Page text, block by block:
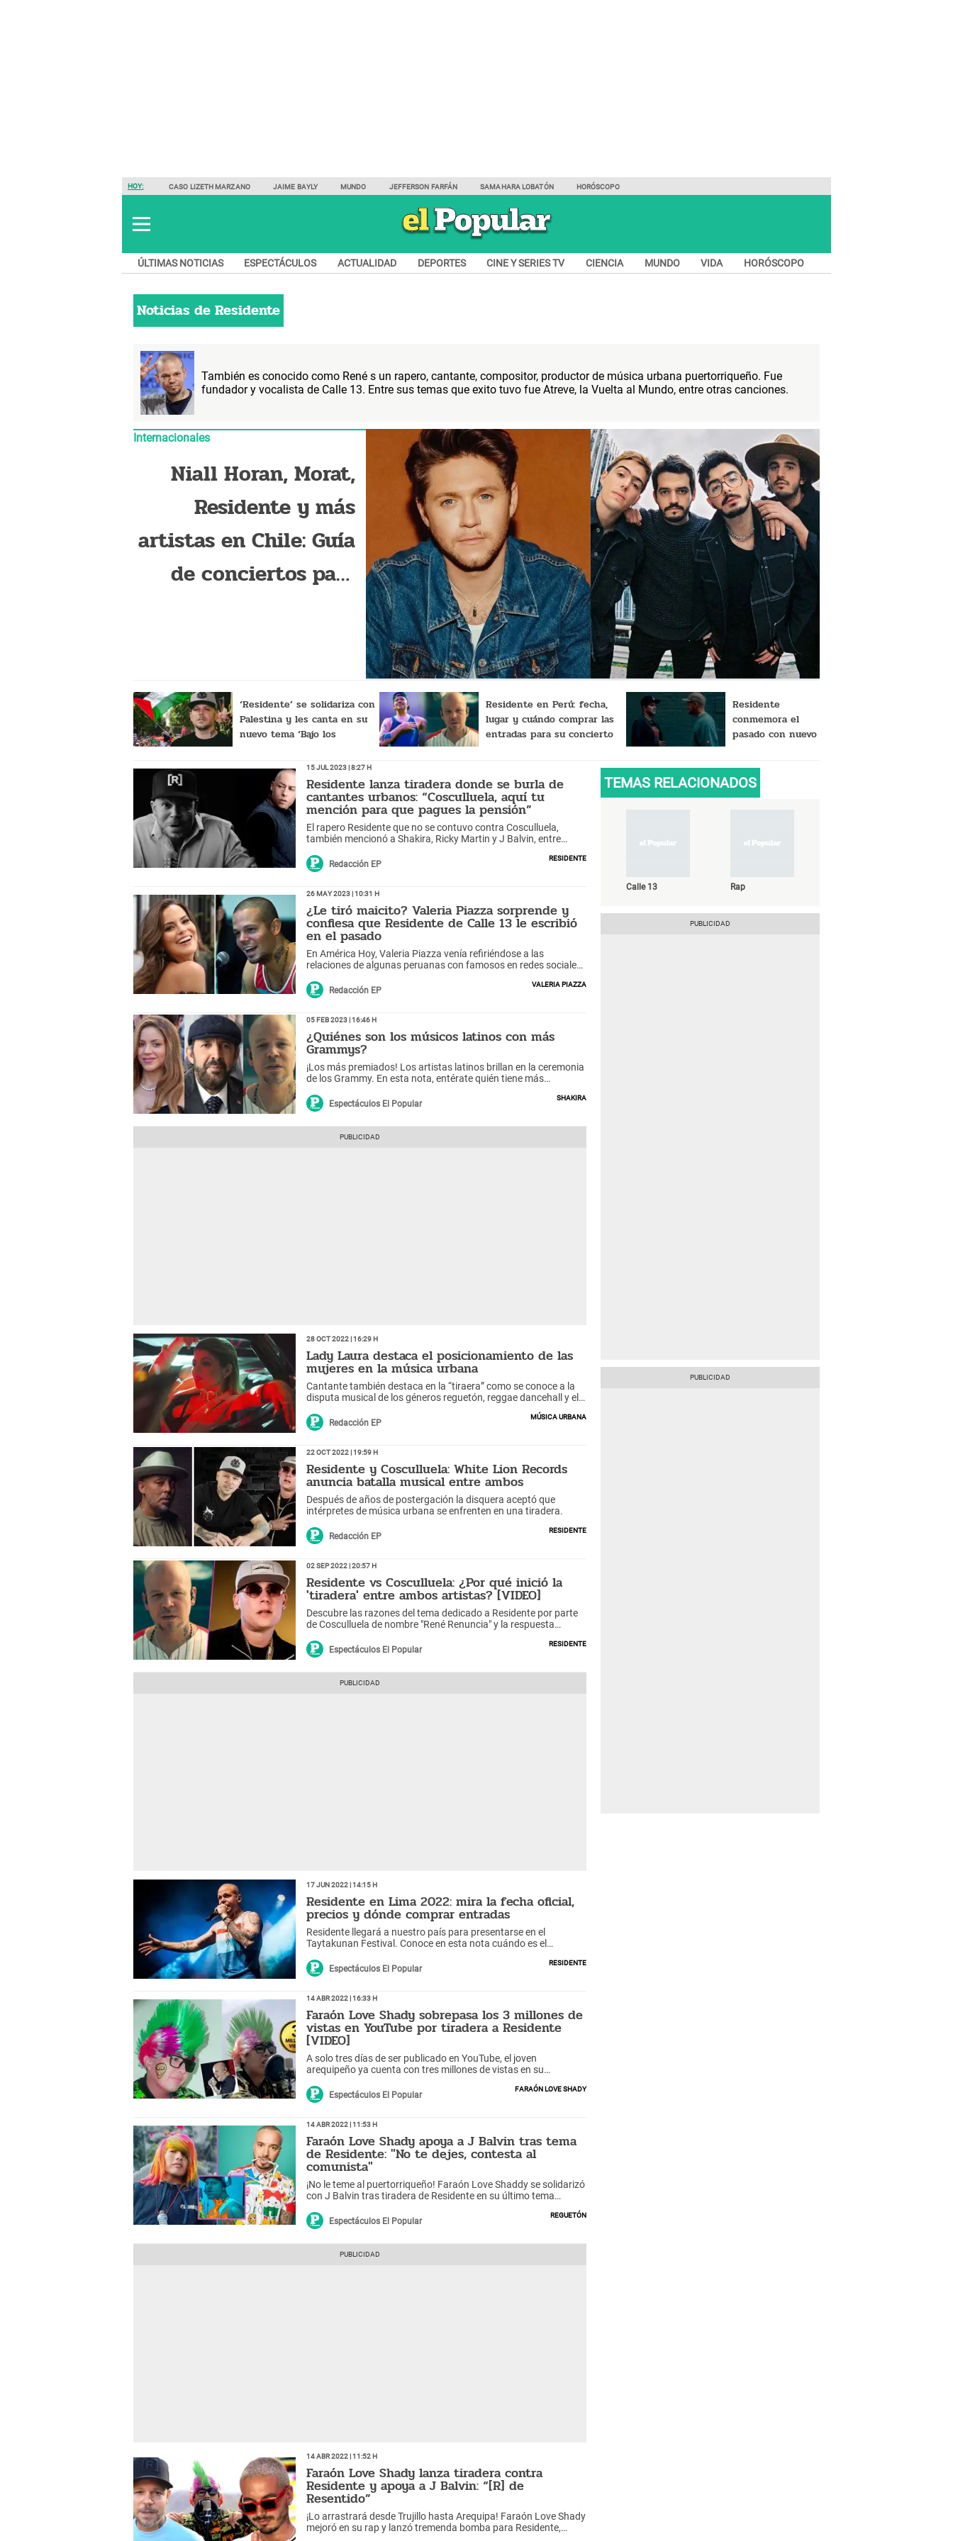
HOY: CASO LIZETH MARZANO JAIME BAYLY MUNDO JEFFERSON FARFÁN SAMAHARA LOBATÓN HORÓSCOPO
ÚLTIMAS NOTICIAS ESPECTÁCULOS ACTUALIDAD DEPORTES CINE Y SERIES TV CIENCIA MUNDO VIDA HORÓSCOPO
Noticias deResidente
También es conocido como René s un rapero, cantante, compositor, productor de música urbana puertorriqueño. Fue
fundador y vocalista de Calle 13. Entre sus temas que exito tuvo fue Atreve, la Vuelta al Mundo, entre otras canciones.
Internacionales
Niall Horan, Morat,
Residente y más
artistas en Chile: Guía
de conciertos para
‘Residente’ se solidariza con
Palestina y les canta en su
nuevo tema ‘Bajo los
Residente en Perú: fecha,
lugar y cuándo comprar las
entradas para su concierto
Residente
conmemora el
pasado con nuevo
15 Jul 2023 | 8:27 h
Residente lanza tiradera donde se burla de
cantantes urbanos: “Cosculluela, aquí tu
mención para que pagues la pensión”
El rapero Residente que no se contuvo contra Cosculluela,
también mencionó a Shakira, Ricky Martin y J Balvin, entre
Redacción EP
Residente
26 May 2023 | 10:31 h
¿Le tiró maicito? Valeria Piazza sorprende y
confiesa que Residente de Calle 13 le escribió
en el pasado
En América Hoy, Valeria Piazza venía refiriéndose a las
relaciones de algunas peruanas con famosos en redes sociales,
Redacción EP
Valeria Piazza
05 Feb 2023 | 16:46 h
¿Quiénes son los músicos latinos con más
Grammys?
¡Los más premiados! Los artistas latinos brillan en la ceremonia
de los Grammy. En esta nota, entérate quién tiene más
Espectáculos El Popular
Shakira
28 Oct 2022 | 16:29 h
Lady Laura destaca el posicionamiento de las
mujeres en la música urbana
Cantante también destaca en la “tiraera” como se conoce a la
disputa musical de los géneros reguetón, reggae dancehall y el
Redacción EP
Música Urbana
22 Oct 2022 | 19:59 h
Residente y Cosculluela: White Lion Records
anuncia batalla musical entre ambos
Después de años de postergación la disquera aceptó que
intérpretes de música urbana se enfrenten en una tiradera.
Redacción EP
Residente
02 Sep 2022 | 20:57 h
Residente vs Cosculluela: ¿Por qué inició la
'tiradera' entre ambos artistas? [VIDEO]
Descubre las razones del tema dedicado a Residente por parte
de Cosculluela de nombre "René Renuncia" y la respuesta
Espectáculos El Popular
Residente
17 Jun 2022 | 14:15 h
Residente en Lima 2022: mira la fecha oficial,
precios y dónde comprar entradas
Residente llegará a nuestro país para presentarse en el
Taytakunan Festival. Conoce en esta nota cuándo es el
Espectáculos El Popular
Residente
14 Abr 2022 | 16:33 h
Faraón Love Shady sobrepasa los 3 millones de
vistas en YouTube por tiradera a Residente
[VIDEO]
A solo tres días de ser publicado en YouTube, el joven
arequipeño ya cuenta con tres millones de vistas en su
talento del peruano.
Espectáculos El Popular
Faraón Love Shady
14 Abr 2022 | 11:53 h
Faraón Love Shady apoya a J Balvin tras tema
de Residente: "No te dejes, contesta al
comunista"
¡No le teme al puertorriqueño! Faraón Love Shaddy se solidarizó
con J Balvin tras tiradera de Residente en su último tema
Espectáculos El Popular
Reguetón
14 Abr 2022 | 11:52 h
Faraón Love Shady lanza tiradera contra
Residente y apoya a J Balvin: “[R] de
Resentido”
¡Lo arrastrará desde Trujillo hasta Arequipa! Faraón Love Shady
mejoró en su rap y lanzó tremenda bomba para Residente,
TEMAS RELACIONADOS
Calle 13 Rap